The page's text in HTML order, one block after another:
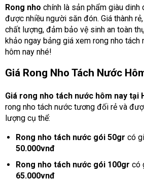
Rong nho chính là sản phẩm giàu dinh
được nhiều người săn đón. Giá thành
chất lượng, đảm bảo vệ sinh an toàn
khảo ngay bảng giá xem rong nho tách
hôm nay nhé!
Giá Rong Nho Tách Nước
Giá rong nho tách nước hôm nay tại
rong nho tách nước tương đối rẻ và
lượng cụ thể:
Rong nho tách nước gói 50gr có
50.000vnđ
Rong nho tách nước gói 100gr có
65.000vnđ